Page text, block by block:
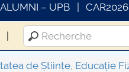
– UPB CAR2026
de Științe, Educație